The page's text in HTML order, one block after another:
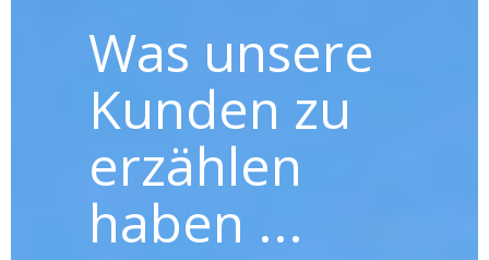
Was unsere
Kunden zu
erzählen
haben ...